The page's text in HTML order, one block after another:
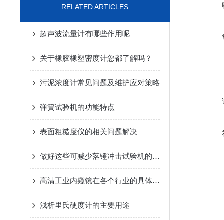
RELATED ARTICLES
超声波流量计有哪些作用呢
关于橡胶橡塑密度计您都了解吗？
污泥浓度计常见问题及维护应对策略
弹簧试验机的功能特点
表面粗糙度仪的相关问题解决
做好这些可减少落锤冲击试验机的故障产生！
高清工业内窥镜在各个行业的具体应用
浅析里氏硬度计的主要用途